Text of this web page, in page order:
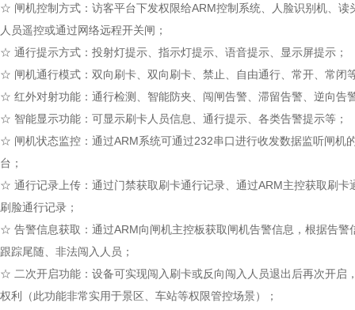
☆ 闸机控制方式：访客平台下发权限给ARM控制系统、人脸识别机、读
人员遥控或通过网络远程开关闸；
☆ 通行提示方式：投射灯提示、指示灯提示、语音提示、显示屏提示；
☆ 闸机通行模式：双向刷卡、双向刷卡、禁止、自由通行、常开、常闭
☆ 红外对射功能：通行检测、智能防夹、闯闸告警、滞留告警、逆向告
☆ 智能显示功能：可显示刷卡人员信息、通行提示、各类告警提示等；
☆ 闸机状态监控：通过ARM系统可通过232串口进行收发数据监听闸机
台；
☆ 通行记录上传：通过门禁获取刷卡通行记录、通过ARM主控获取刷卡
刷脸通行记录；
☆ 告警信息获取：通过ARM向闸机主控板获取闸机告警信息，根据告警
跟踪尾随、非法闯入人员；
☆ 二次开启功能：设备可实现闯入刷卡或反向闯入人员退出后再次开启
权利（此功能非常实用于景区、车站等权限管控场景）；